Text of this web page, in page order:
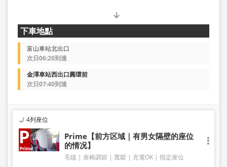
下車地點
富山車站北出口
次日06:20到達
金澤車站西出口圓環前
次日07:40到達
4列座位
Prime【前方区域｜有男女隔壁的座位
的情况】
毛毯 座椅調節 寬鬆 充電OK 指定座位